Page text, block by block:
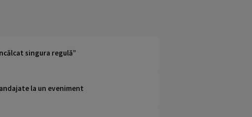
singura regulă”
la un eveniment